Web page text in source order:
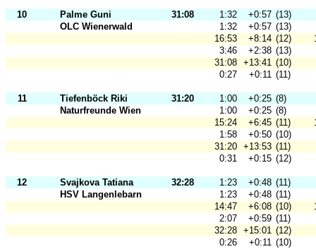
10 Palme Guni 31:08 1:32 +0:57 (13)
OLC Wienerwald
1:32 +0:57 (13)
16:53
+8:14 (12)
3:46
+2:38 (13)
31:08 +13:41 (10)
0:27
+0:11 (11)
11 Tiefenböck Riki 31:20 1:00 +0:25 (8)
Naturfreunde Wien
1:00 +0:25 (8)
15:24
+6:45 (11)
1:58
+0:50 (10)
31:20 +13:53 (11)
0:31
+0:15 (12)
12 Svajkova Tatiana 32:28 1:23 +0:48 (11)
HSV Langenlebarn
1:23 +0:48 (11)
14:47
+6:08 (10)
2:07
+0:59 (11)
32:28 +15:01 (12)
0:26
+0:11 (10)